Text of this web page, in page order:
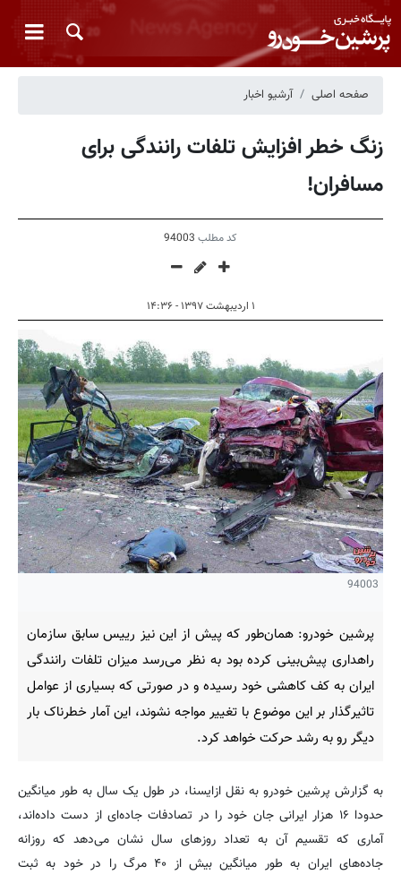
صفحه اصلی آرشیو اخبار
زنگ خطر افزایش تلفات رانندگی برای
مسافران!
کد مطلب 94003
۱ اردیبهشت ۱۳۹۷ - ۱۴:۳۶
94003
پرشین خودرو: همان‌طور که پیش از این نیز رییس سابق سازمان
راهداری پیش‌بینی کرده بود به نظر می‌رسد میزان تلفات رانندگی
ایران به کف کاهشی خود رسیده و در صورتی که بسیاری از عوامل
تاثیرگذار بر این موضوع با تغییر مواجه نشوند، این آمار خطرناک بار
دیگر رو به رشد حرکت خواهد کرد.
به گزارش پرشین خودرو به نقل ازایسنا، در طول یک سال به طور میانگین
حدودا ۱۶ هزار ایرانی جان خود را در تصادفات جاده‌ای از دست داده‌اند،
آماری که تقسیم آن به تعداد روزهای سال نشان می‌دهد که روزانه
جاده‌های ایران به طور میانگین بیش از ۴۰ مرگ را در خود به ثبت